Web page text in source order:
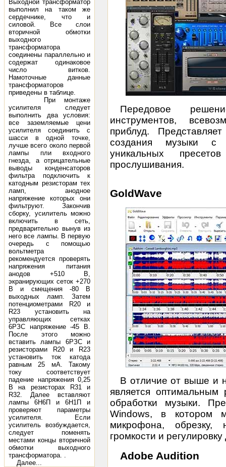
Выходной трансформатор
выполнил на таком же
сердечнике, что и
силовой. Все слои
вторичной обмотки
выходного
трансформатора
соединены параллельно и
содержат одинаковое
число витков.
Намоточные данные
трансформаторов
приведены в таблице.
При монтаже
усилителя следует
выполнить два условия:
все заземляемые цени
усилителя соединить с
шасси в одной точке,
лучше всего около первой
лампы пли входного
гнезда, а отрицательные
выводы конденсаторов
фильтра подключить к
катодным резисторам тех
ламп, анодное
напряжение которых они
фильтруют. Закончив
сборку, усилитель можно
включить в сеть,
предварительно вынув из
него все лампы. В первую
очередь с помощью
вольтметра
рекомендуется проверять
напряжения питания
анодов +510 В,
экранирующих сеток +270
В и смещения -80 В
выходных ламп. Затем
потенциометрами R20 и
R23 установить на
управляющих сетках
6РЗС напряжение -45 В.
После этого можно
вставить лампы 6РЗС и
резисторами R20 и R23
установить ток катода
равным 25 мА. Такому
току соответствует
падение напряжения 0,25
В на резисторах R31 и
R32. Далее вставляют
лампы 6Н6П и 6Н1П и
проверяют параметры
усилителя. Если
усилитель возбуждается,
следует поменять
местами концы вторичной
обмотки выходного
трансформатора. .
Далее...
Передовое
инструментов,
приблуд.
создания музыки с
уникальных
прослушивания.
GoldWave
В отличие от выше и
является
обработки музыки.
Windows, в котором
микрофона, обрезку,
громкости и
Adobe Audition